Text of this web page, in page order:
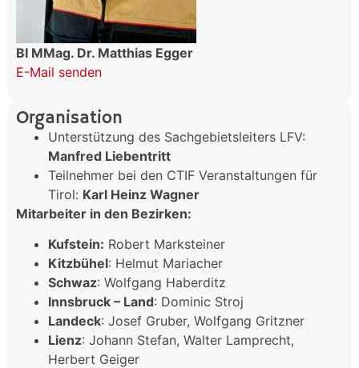
BI MMag. Dr. Matthias Egger
E-Mail senden
Organisation
Unterstützung des Sachgebietsleiters LFV:
Manfred Liebentritt
Teilnehmer bei den CTIF Veranstaltungen für
Tirol: Karl Heinz Wagner
Mitarbeiter in den Bezirken:
Kufstein: Robert Marksteiner
Kitzbühel: Helmut Mariacher
Schwaz: Wolfgang Haberditz
Innsbruck – Land: Dominic Stroj
Landeck: Josef Gruber, Wolfgang Gritzner
Lienz: Johann Stefan, Walter Lamprecht,
Herbert Geiger